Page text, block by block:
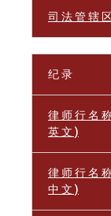
司 法 管 辖
纪 录
律 师 行 名
英 文 )
律 师 行 名
中 文 )